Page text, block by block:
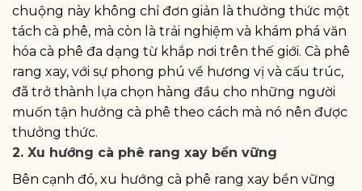
chuộng này không chỉ đơn giản là thưởng thức một
tách cà phê, mà còn là trải nghiệm và khám phá văn
hóa cà phê đa dạng từ khắp nơi trên thế giới. Cà phê
rang xay, với sự phong phú về hương vị và cấu trúc,
đã trở thành lựa chọn hàng đầu cho những người
muốn tận hưởng cà phê theo cách mà nó nên được
thưởng thức.
2. Xu hướng cà phê rang xay bền vững
Bên cạnh đó, xu hướng cà phê rang xay bền vững